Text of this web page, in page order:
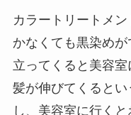
カラートリートメ
かなくても黒染め
立ってくると美容
髪が伸びてくると
し、美容室に行く